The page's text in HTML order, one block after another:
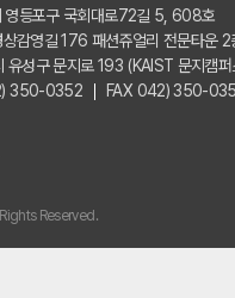
등포구 국회대로72길 5, 608호
감영길 176 패션쥬얼리 전문타운 2
성구 문지로 193 (KAIST 문지캠퍼
350-0352 FAX 042) 350-
Reserved.